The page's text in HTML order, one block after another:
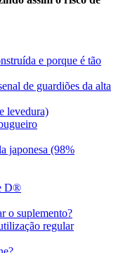
e porque é tão
de guardiões da alta
levedura)
japonesa (98%
D®
o suplemento?
regular